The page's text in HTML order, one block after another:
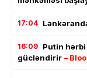
17:04
16:09 Putin
gücləndirir–